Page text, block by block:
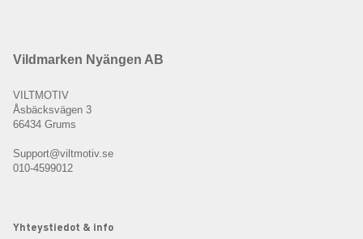
Vildmarken Nyängen AB
VILTMOTIV
Åsbäcksvägen 3
66434 Grums
Support@viltmotiv.se
010-4599012
Yhteystiedot & info